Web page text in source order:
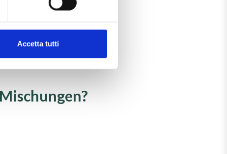
Accetta tutti